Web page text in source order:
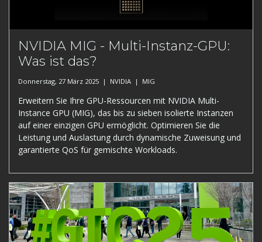
NVIDIA MIG - Multi-Instanz-GPU:
Was ist das?
Donnerstag, 27 März 2025 | NVIDIA | MIG
Erweitern Sie Ihre GPU-Ressourcen mit NVIDIA Multi-
Instance GPU (MIG), das bis zu sieben isolierte Instanzen
auf einer einzigen GPU ermöglicht. Optimieren Sie die
Leistung und Auslastung durch dynamische Zuweisung und
garantierte QoS für gemischte Workloads.